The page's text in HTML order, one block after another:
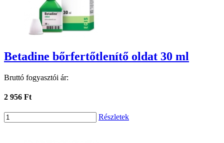
Betadine bőrfertőtlenítő oldat 30 ml
Bruttó fogyasztói ár:
2 956 Ft
Részletek